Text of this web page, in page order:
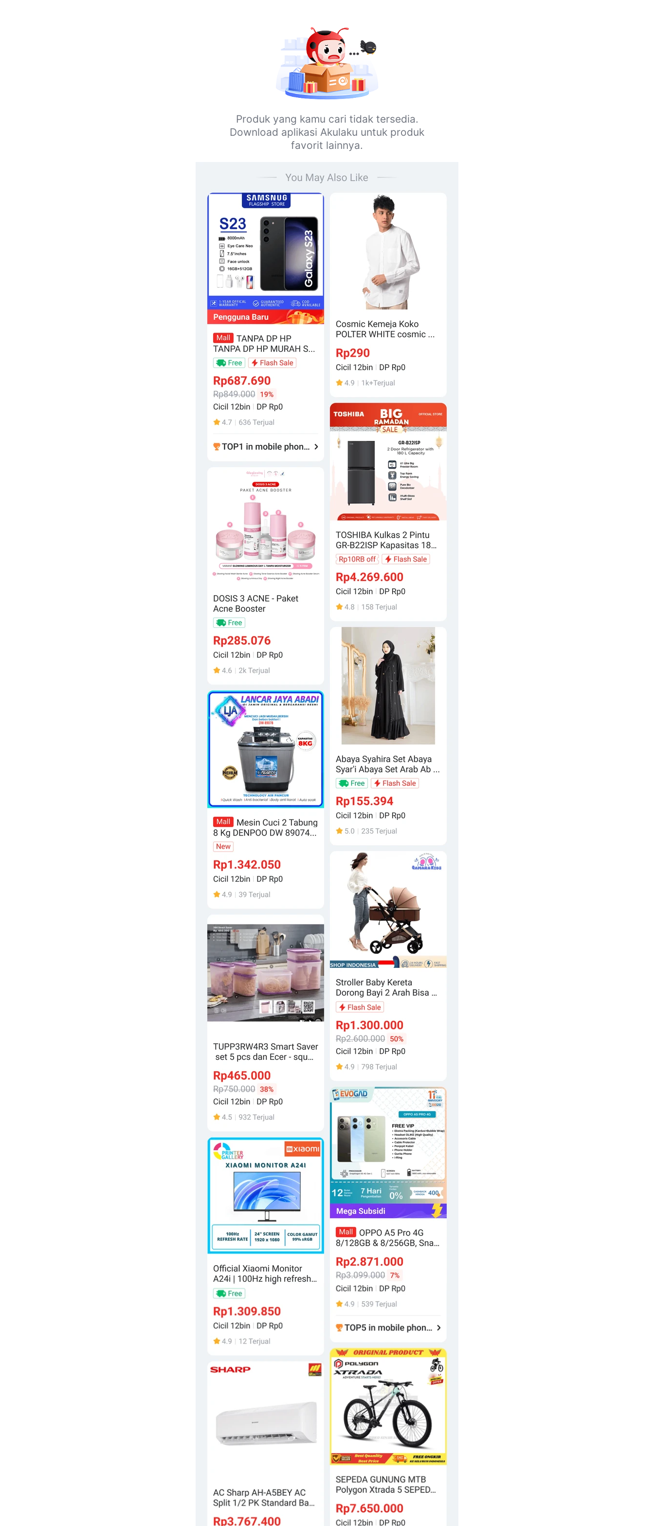
Produk yang kamu cari tidak tersedia.
Download aplikasi Akulaku untuk produk
favorit lainnya.